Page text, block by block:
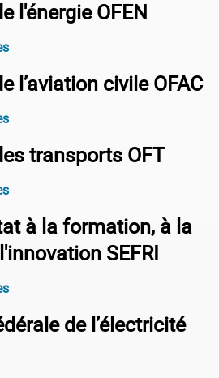
l'énergie OFEN
l’aviation civile OFAC
transports OFT
à la formation, à la
SEFRI
de l’électricité